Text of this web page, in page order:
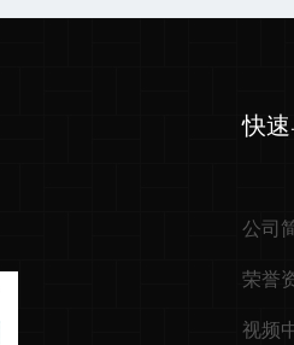
快
公司
荣誉
视频